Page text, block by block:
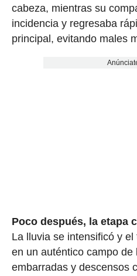
cabeza, mientras su
incidencia y regresaba
principal, evitando males
Poco después, la etapa
La lluvia se intensificó y
en un auténtico campo de
embarradas y descensos